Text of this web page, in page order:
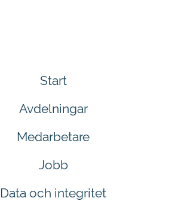
Start
Avdelningar
Medarbetare
Jobb
Data och integritet